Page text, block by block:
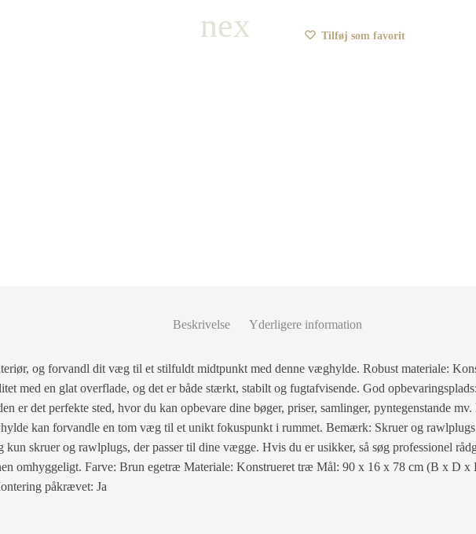
Tilføj som favorit
Beskrivelse Yderligere information
og forvandl dit væg til et stilfuldt midtpunkt med denne væghylde. Robust materiale:
med en glat overflade, og det er både stærkt, stabilt og fugtafvisende. God
er det perfekte sted, hvor du kan opbevare dine bøger, priser, samlinger, pyntegenstande
kan forvandle en tom væg til et unikt fokuspunkt i rummet. Bemærk: Skruer og
kun skruer og rawlplugs, der passer til dine vægge. Hvis du er usikker, så søg professionel
omhyggeligt. Farve: Brun egetræ Materiale: Konstrueret træ Mål: 90 x 16 x 78 cm (B x D x
påkrævet: Ja